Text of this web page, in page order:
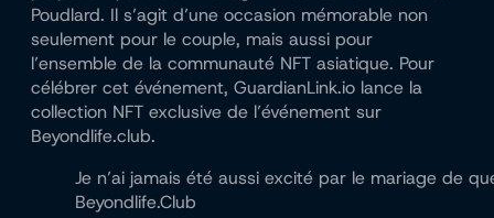
Poudlard. Il s’agit d’une occasion mémorable non
seulement pour le couple, mais aussi pour
l’ensemble de la communauté NFT asiatique. Pour
célébrer cet événement, GuardianLink.io lance la
collection NFT exclusive de l’événement sur
Beyondlife.club.
Je n’ai jamais été aussi excité par le mariage de
Beyondlife.Club